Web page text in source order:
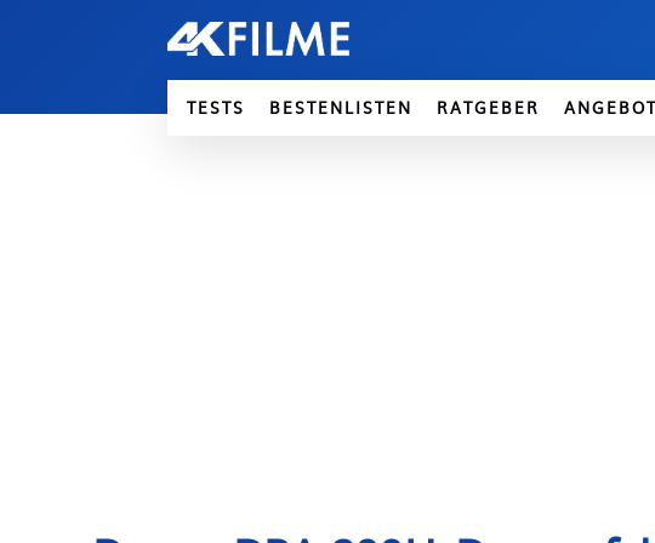
TESTS BESTENLISTEN RATGEBER